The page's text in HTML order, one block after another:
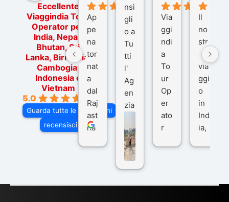
Eccellente
Viaggindia Tour
Operator per
India, Nepal,
Bhutan, Sri
Lanka, Birmania,
Cambogia,
Indonesia e
Vietnam
5.0
Guarda tutte le recensioni
recensisci su
Ap
pe
na
tor
nat
a
dal
Raj
ast
ha
e
nsi
gli
o a
Tu
tti
l'
Ag
en
zia
Via
ggI
ndi
a
Via
ggi
ndi
a
To
ur
Op
er
ato
r
Ne
Il
no
str
o
via
ggi
o
in
Ind
ia,
Va